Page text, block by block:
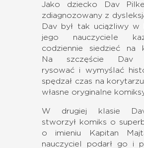
Jako dziecko Dav
zdiagnozowany z
Dav był tak uciążliwy w
jego nauczyciele
codziennie siedzieć na
Na szczęście Dav
rysować i wymyślać
spędzał czas na
własne oryginalne
W drugiej klasie
stworzył komiks o
o imieniu Kapitan
nauczyciel podarł go i